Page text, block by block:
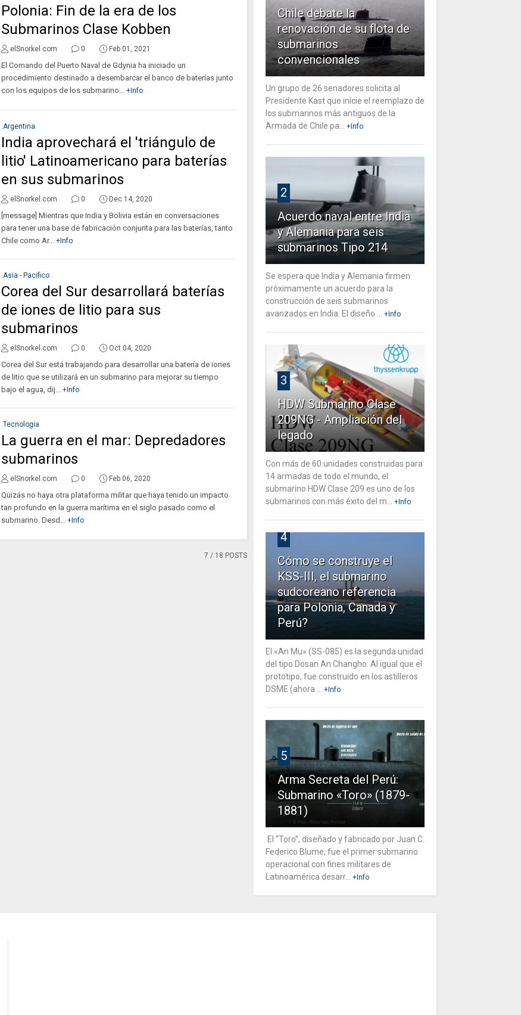
Polonia: Fin de la era de los
Submarinos Clase Kobben
elSnorkel.com 0 Feb 01, 2021
El Comando del Puerto Naval de Gdynia ha iniciado un
procedimiento destinado a desembarcar el banco de baterías junto
con los equipos de los submarino... +Info
.Argentina
India aprovechará el 'triángulo de
litio' Latinoamericano para baterías
en sus submarinos
elSnorkel.com 0 Dec 14, 2020
[message] Mientras que India y Bolivia están en conversaciones
para tener una base de fabricación conjunta para las baterías, tanto
Chile como Ar... +Info
.Asia - Pacifico
Corea del Sur desarrollará baterías
de iones de litio para sus
submarinos
elSnorkel.com 0 Oct 04, 2020
Corea del Sur está trabajando para desarrollar una batería de iones
de litio que se utilizará en un submarino para mejorar su tiempo
bajo el agua, dij... +Info
.Tecnologia
La guerra en el mar: Depredadores
submarinos
elSnorkel.com 0 Feb 06, 2020
Quizás no haya otra plataforma militar que haya tenido un impacto
tan profundo en la guerra marítima en el siglo pasado como el
submarino. Desd... +Info
7 / 18 POSTS
Chile debate la
renovación de su flota de
submarinos
convencionales
Un grupo de 26 senadores solicita al
Presidente Kast que inicie el reemplazo de
los submarinos más antiguos de la
Armada de Chile pa...
+Info
2
Acuerdo naval entre India
y Alemania para seis
submarinos Tipo 214
Se espera que India y Alemania firmen
próximamente un acuerdo para la
construcción de seis submarinos
avanzados en India. El diseño ...
+Info
3
HDW Submarino Clase
209NG - Ampliación del
legado
Con más de 60 unidades construidas para
14 armadas de todo el mundo, el
submarino HDW Clase 209 es uno de los
submarinos con más éxito del m...
+Info
4
Cómo se construye el
KSS-III, el submarino
sudcoreano referencia
para Polonia, Canada y
Perú?
El «An Mu» (SS-085) es la segunda unidad
del tipo Dosan An Changho. Al igual que el
prototipo, fue construido en los astilleros
DSME (ahora ...
+Info
5
Arma Secreta del Perú:
Submarino «Toro» (1879-
1881)
El “Toro”, diseñado y fabricado por Juan C.
Federico Blume, fue el primer submarino
operacional con fines militares de
Latinoamérica desarr...
+Info